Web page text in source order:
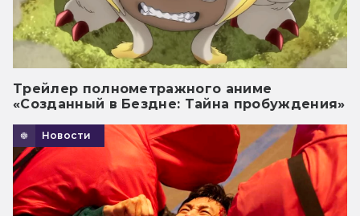
Трейлер полнометражного аниме
«Созданный в Бездне: Тайна пробуждения»
Новости